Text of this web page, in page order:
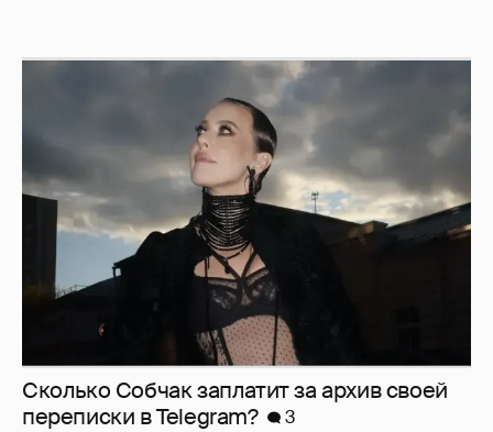
Сколько Собчак заплатит за архив своей
перeписки в Telegram?
3